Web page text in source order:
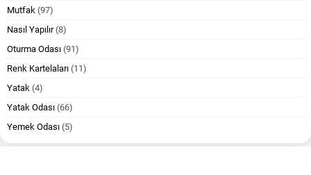
Mutfak (97)
Nasıl Yapılır(8)
Oturma Odası (91)
Renk Kartelaları (11)
Yatak (4)
Yatak Odası (66)
Yemek Odası (5)